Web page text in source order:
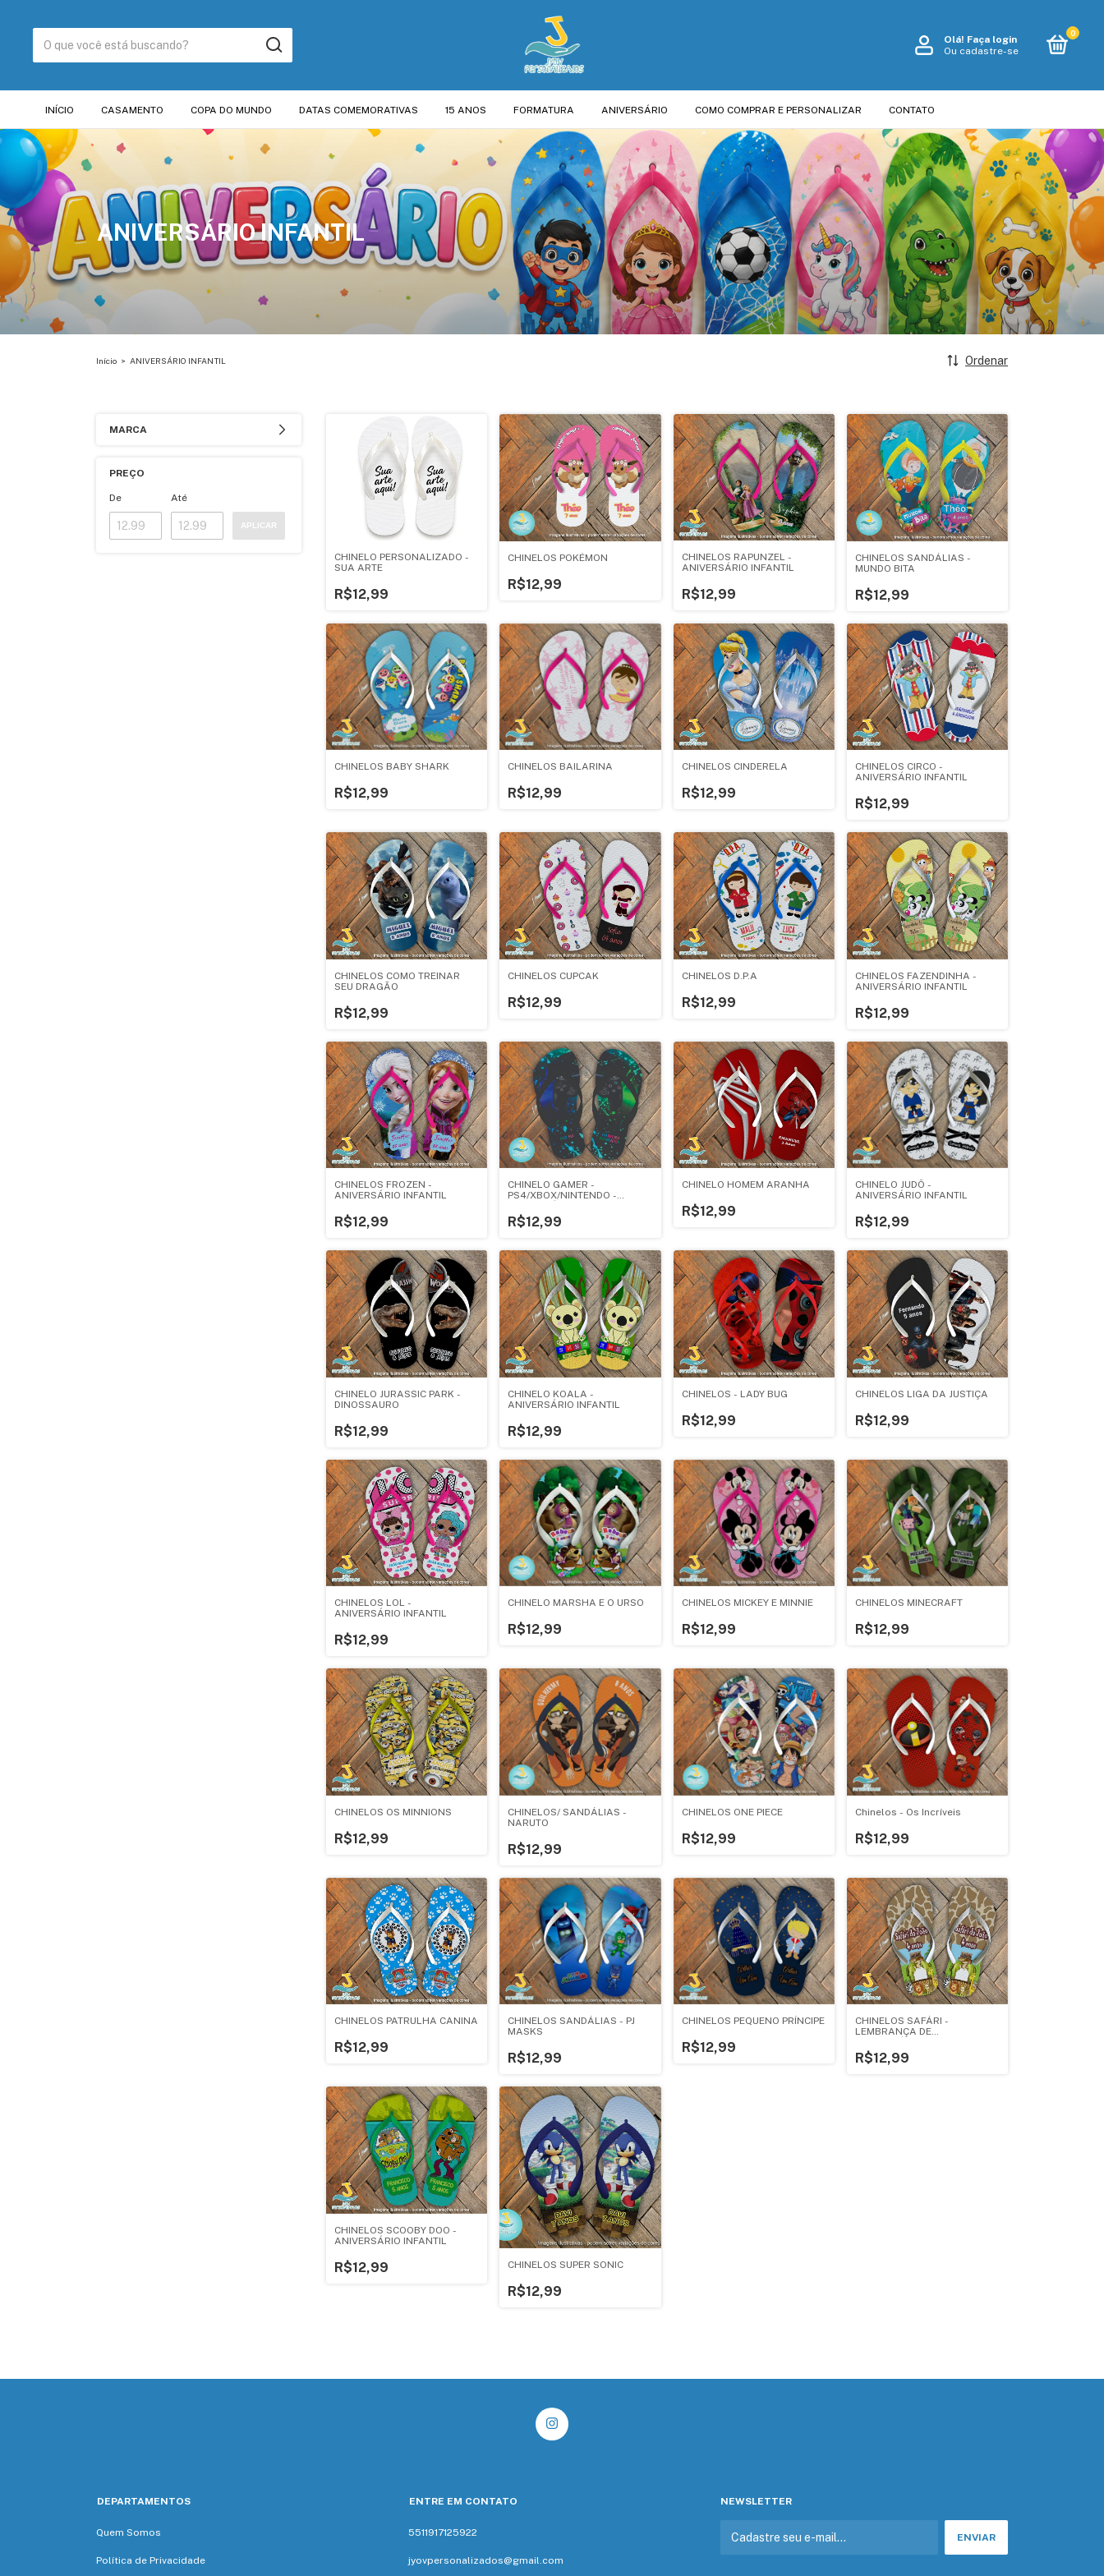
Olá! Faça login
Ou cadastre-se
0
INÍCIO CASAMENTO COPA DO MUNDO DATAS COMEMORATIVAS 15 ANOS FORMATURA ANIVERSÁRIO COMO COMPRAR E PERSONALIZAR CONTATO
ANIVERSÁRIO INFANTIL
Início > ANIVERSÁRIO INFANTIL Ordenar
MARCA
PREÇO
De Até
APLICAR
CHINELO PERSONALIZADO -
SUA ARTE
R$12,99
CHINELOS POKÉMON
R$12,99
CHINELOS RAPUNZEL -
ANIVERSÁRIO INFANTIL
R$12,99
CHINELOS SANDÁLIAS -
MUNDO BITA
R$12,99
CHINELOS BABY SHARK
R$12,99
CHINELOS BAILARINA
R$12,99
CHINELOS CINDERELA
R$12,99
CHINELOS CIRCO -
ANIVERSÁRIO INFANTIL
R$12,99
CHINELOS COMO TREINAR
SEU DRAGÃO
R$12,99
CHINELOS CUPCAK
R$12,99
CHINELOS D.P.A
R$12,99
CHINELOS FAZENDINHA -
ANIVERSÁRIO INFANTIL
R$12,99
CHINELOS FROZEN -
ANIVERSÁRIO INFANTIL
R$12,99
CHINELO GAMER -
PS4/XBOX/NINTENDO -
R$12,99
CHINELO HOMEM ARANHA
R$12,99
CHINELO JUDÔ -
ANIVERSÁRIO INFANTIL
R$12,99
CHINELO JURASSIC PARK -
DINOSSAURO
R$12,99
CHINELO KOALA -
ANIVERSÁRIO INFANTIL
R$12,99
CHINELOS - LADY BUG
R$12,99
CHINELOS LIGA DA JUSTIÇA
R$12,99
CHINELOS LOL -
ANIVERSÁRIO INFANTIL
R$12,99
CHINELO MARSHA E O URSO
R$12,99
CHINELOS MICKEY E MINNIE
R$12,99
CHINELOS MINECRAFT
R$12,99
CHINELOS OS MINNIONS
R$12,99
CHINELOS/ SANDÁLIAS -
NARUTO
R$12,99
CHINELOS ONE PIECE
R$12,99
Chinelos - Os Incríveis
R$12,99
CHINELOS PATRULHA CANINA
R$12,99
CHINELOS SANDÁLIAS - PJ
MASKS
R$12,99
CHINELOS PEQUENO PRÍNCIPE
R$12,99
CHINELOS SAFÁRI -
LEMBRANÇA DE
R$12,99
CHINELOS SCOOBY DOO -
ANIVERSÁRIO INFANTIL
R$12,99 CHINELOS SUPER SONIC
R$12,99
DEPARTAMENTOS
Quem Somos
Política de Privacidade
ENTRE EM CONTATO
5511917125922
jyovpersonalizados@gmail.com
NEWSLETTER